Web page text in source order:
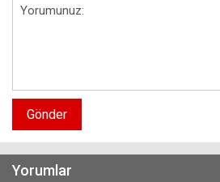
Gönder
Yorumlar